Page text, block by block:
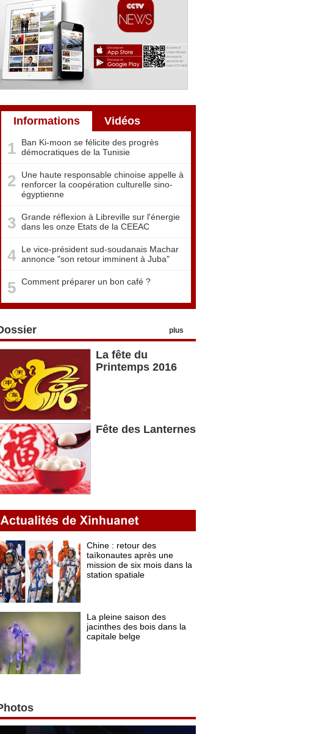
Informations Vidéos
1
Ban Ki-moon se félicite des progrès
démocratiques de la Tunisie
2
Une haute responsable chinoise appelle à
renforcer la coopération culturelle sino-
égyptienne
3 Grande réflexion à Libreville sur l'énergie
dans les onze Etats de la CEEAC
4
Le vice-président sud-soudanais Machar
annonce "son retour imminent à Juba"
5 Comment préparer un bon café ?
plus
La fête du
Printemps 2016
Fête des Lanternes